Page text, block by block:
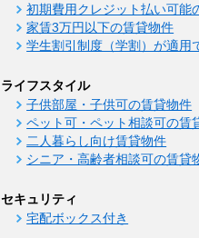
初期費用クレジット払い可能
家賃3万円以下の賃貸物件
学生割引制度（学割）が適用
ライフスタイル
子供部屋・子供可の賃貸物件
ペット可・ペット相談可の賃
二人暮らし向け賃貸物件
シニア・高齢者相談可の賃貸
セキュリティ
宅配ボックス付き